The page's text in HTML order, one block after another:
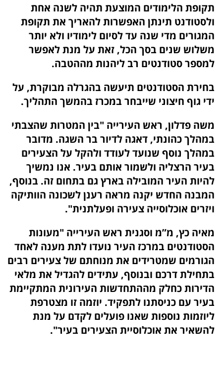
תקופת הלימודים המוצעת תהיה לשנה אחת
ולסטודנט תינתן האפשרות להאריך את תקופת
המגורים מדי שנה עד לסיום לימודיו ולא יותר
משלוש שנים בסך הכל, זאת על מנת לאפשר
למספר סטודנטים רב ליהנות מההטבה.
בחירת הסטודנטים תיעשה בהגרלה מבוקרת, על
ידי גוף חיצוני שייבחר במכרז בהמשך התהליך.
משה פדלון, ראש העירייה "בין המטרות שהצבתי
במהלך כהונתי, דאגה לדיור בר השגה. מדובר
במהלך נוסף שנועד לעודד ולהקל על הצעירים
בעיר הרצליה ולשמור אותם בעיר. אנו נמשיך
להיות העיר המובילה בארץ גם בתחום זה. בנוסף,
המבנה החדש יקנה מראה רענן לשכונה הוותיקה
ויזרים אוכלוסייה צעירה ופעלתנית".
מאיה כץ, מ”מ וסגנית ראש העירייה "מעונות
הסטודנטים במרכז העיר נועדו לתת מענה לאחד
הגורמים שמטרידים את מנוחתם של צעירים רבים
בתחילת דרכם ובנוסף, עתידים להגדיל את מלאי
הדירות כחלק מההתחדשות העירונית המתקיימת
בעיר עם כניסתנו לתפקיד. יוזמה זו מצטרפת
ליוזמות נוספות שאנו פועלים לקדם על מנת
להשאיר את אוכלוסיית הצעירים בעיר".